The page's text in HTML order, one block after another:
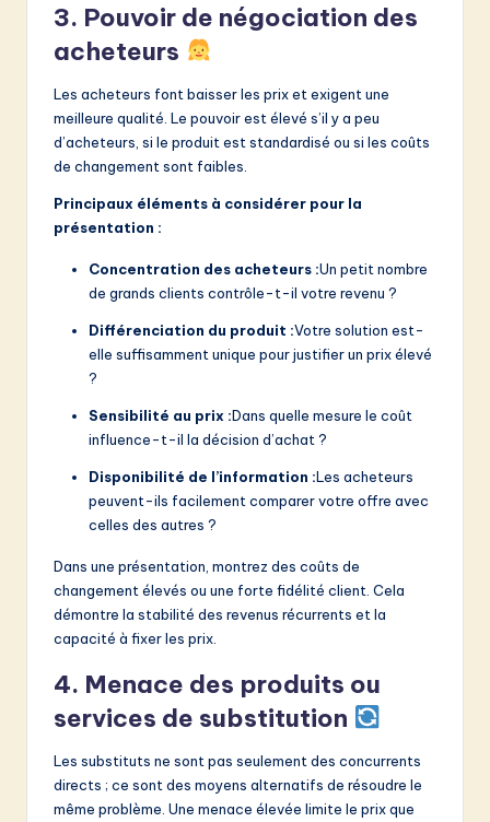
3. Pouvoir de négociation des
acheteurs
Les acheteurs font baisser les prix et exigent une
meilleure qualité. Le pouvoir est élevé s’il y a peu
d’acheteurs, si le produit est standardisé ou si les coûts
de changement sont faibles.
Principaux éléments à considérer pour la
présentation :
Concentration des acheteurs :Un petit nombre
de grands clients contrôle-t-il votre revenu ?
Différenciation du produit :Votre solution est-
elle suffisamment unique pour justifier un prix élevé
?
Sensibilité au prix :Dans quelle mesure le coût
influence-t-il la décision d’achat ?
Disponibilité de l’information :Les acheteurs
peuvent-ils facilement comparer votre offre avec
celles des autres ?
Dans une présentation, montrez des coûts de
changement élevés ou une forte fidélité client. Cela
démontre la stabilité des revenus récurrents et la
capacité à fixer les prix.
4. Menace des produits ou
services de substitution
Les substituts ne sont pas seulement des concurrents
directs ; ce sont des moyens alternatifs de résoudre le
même problème. Une menace élevée limite le prix que